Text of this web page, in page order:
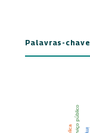
Palavras-chave